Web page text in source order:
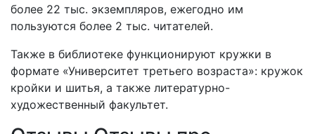
более 22 тыс. экземпляров, ежегодно им
пользуются более 2 тыс. читателей.
Также в библиотеке функционируют кружки в
формате «Университет третьего возраста»: кружок
кройки и шитья, а также литературно-
художественный факультет.